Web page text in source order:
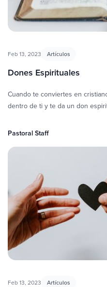
Feb 13, 2023 Artículos
Dones Espirituales
Cuando te conviertes en
dentro de ti y te da un don
Pastoral Staff
Feb 13, 2023 Artículos